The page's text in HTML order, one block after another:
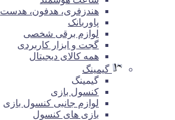
هندزفری، هدفون، هدست
پاوربانک
لوازم برقی شخصی
گجت و ابزار کاربردی
همه کالای دیجیتال
گیمینگ
گیمینگ
کنسول بازی
لوازم جانبی کنسول بازی
بازی های کنسول